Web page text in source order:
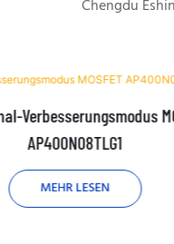
Chengdu
Verbesserungsmodus
AP400N08TLG1
MEHR LESEN